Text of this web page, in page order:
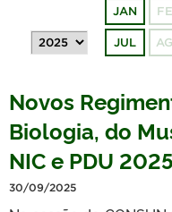
OUVIDORIA
TELEFONES
JAN
JUL
Novos
Biologia, do
NIC e PDU
30/09/2025